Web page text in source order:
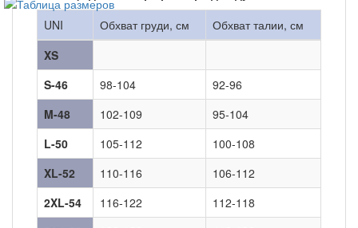
UNI
Обхват груди, см
Обхват талии, см
XS
S-46
98-104
92-96
M-48
102-109
95-104
L-50
105-112
100-108
XL-52
110-116
106-112
2XL-54
116-122
112-118